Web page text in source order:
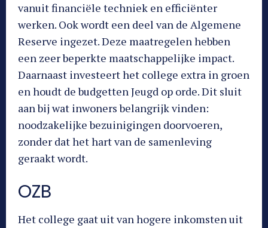
vanuit financiële techniek en efficiënter
werken. Ook wordt een deel van de Algemene
Reserve ingezet. Deze maatregelen hebben
een zeer beperkte maatschappelijke impact.
Daarnaast investeert het college extra in groen
en houdt de budgetten Jeugd op orde. Dit sluit
aan bij wat inwoners belangrijk vinden:
noodzakelijke bezuinigingen doorvoeren,
zonder dat het hart van de samenleving
geraakt wordt.
OZB
Het college gaat uit van hogere inkomsten uit